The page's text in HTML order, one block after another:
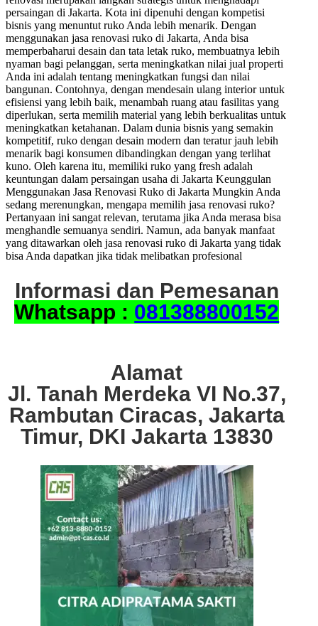
persaingan di Jakarta. Kota ini dipenuhi dengan kompetisi
bisnis yang menuntut ruko Anda lebih menarik. Dengan
menggunakan jasa renovasi ruko di Jakarta, Anda bisa
memperbaharui desain dan tata letak ruko, membuatnya lebih
nyaman bagi pelanggan, serta meningkatkan nilai jual properti
Anda ini adalah tentang meningkatkan fungsi dan nilai
bangunan. Contohnya, dengan mendesain ulang interior untuk
efisiensi yang lebih baik, menambah ruang atau fasilitas yang
diperlukan, serta memilih material yang lebih berkualitas untuk
meningkatkan ketahanan. Dalam dunia bisnis yang semakin
kompetitif, ruko dengan desain modern dan teratur jauh lebih
menarik bagi konsumen dibandingkan dengan yang terlihat
kuno. Oleh karena itu, memiliki ruko yang fresh adalah
keuntungan dalam persaingan usaha di Jakarta Keunggulan
Menggunakan Jasa Renovasi Ruko di Jakarta Mungkin Anda
sedang merenungkan, mengapa memilih jasa renovasi ruko?
Pertanyaan ini sangat relevan, terutama jika Anda merasa bisa
menghandle semuanya sendiri. Namun, ada banyak manfaat
yang ditawarkan oleh jasa renovasi ruko di Jakarta yang tidak
bisa Anda dapatkan jika tidak melibatkan profesional
Informasi dan Pemesanan
Whatsapp : 081388800152
Alamat
Jl. Tanah Merdeka VI No.37,
Rambutan Ciracas, Jakarta
Timur, DKI Jakarta 13830